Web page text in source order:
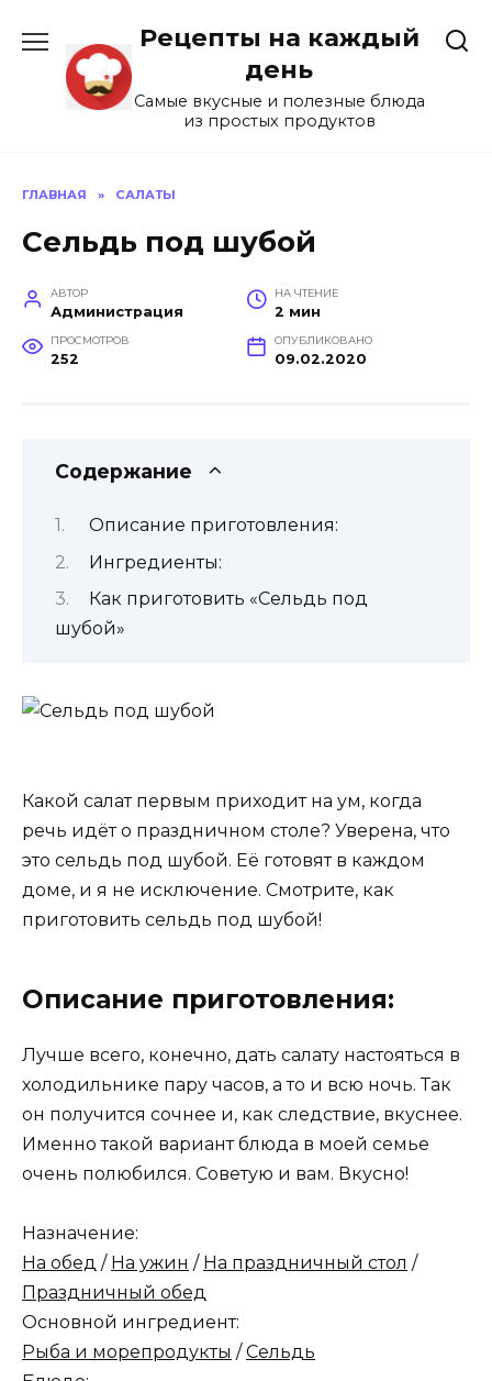
содержанию
Рецепты на каждый
день
Самые вкусные и полезные блюда
из простых продуктов
ГЛАВНАЯ » САЛАТЫ
Сельдь под шубой
АВТОР
Администрация
НА ЧТЕНИЕ
2 мин
ПРОСМОТРОВ
252
ОПУБЛИКОВАНО
09.02.2020
Содержание
Описание приготовления:
Ингредиенты:
Как приготовить «Сельдь под
шубой»
Какой салат первым приходит на ум, когда
речь идёт о праздничном столе? Уверена, что
это сельдь под шубой. Её готовят в каждом
доме, и я не исключение. Смотрите, как
приготовить сельдь под шубой!
Описание приготовления:
Лучше всего, конечно, дать салату настояться в
холодильнике пару часов, а то и всю ночь. Так
он получится сочнее и, как следствие, вкуснее.
Именно такой вариант блюда в моей семье
очень полюбился. Советую и вам. Вкусно!
Назначение:
На обед / На ужин / На праздничный стол /
Праздничный обед
Основной ингредиент:
Рыба и морепродукты /Сельдь